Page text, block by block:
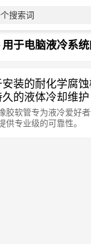
搜索词
用于电脑液冷系
装的耐化学腐
的液体冷却维护
胶软管专为液冷爱好
供专业级的可靠性。